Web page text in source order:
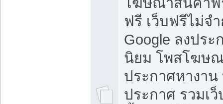
ฟรี เว็บฟรีไม่จ
Google ลงปร
นิยม โพสโฆษ
ประกาศหางาน
ประกาศ รวมเ